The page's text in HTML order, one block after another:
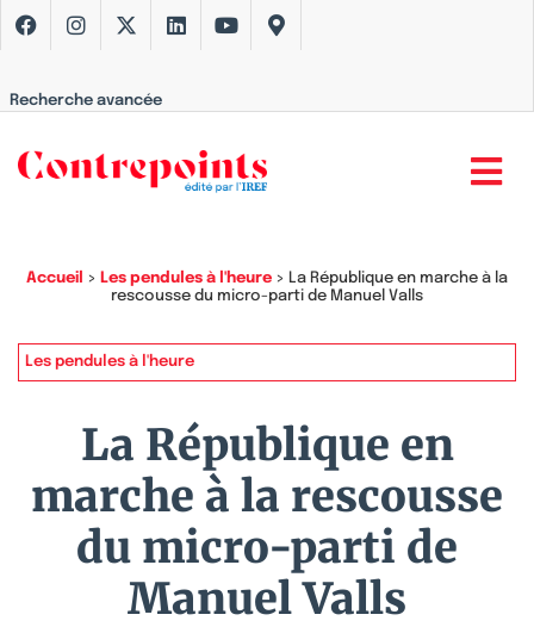
Recherche avancée
Accueil > Les pendules à l'heure > La République en marche à la
rescousse du micro-parti de Manuel Valls
Les pendules à l'heure
La République en
marche à la rescousse
du micro-parti de
Manuel Valls